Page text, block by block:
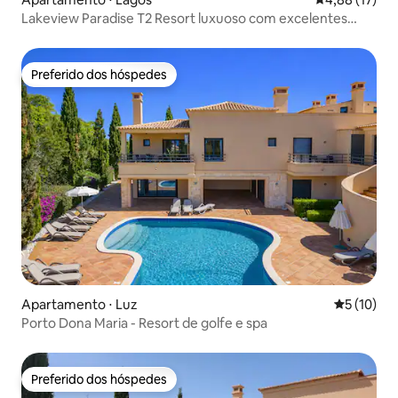
Lakeview Paradise T2 Resort luxuoso com excelentes
Preferido dos hóspedes
Preferido dos hóspedes
Apartamento ⋅ Luz 5 de uma
5 (10)
Porto Dona Maria - Resort de golfe e spa
Preferido dos hóspedes
Preferido dos hóspedes